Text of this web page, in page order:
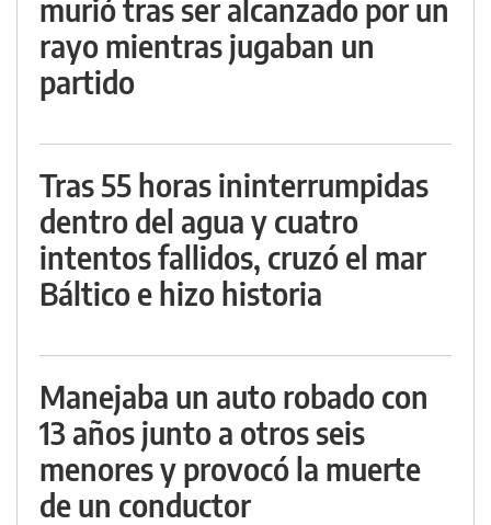
murió tras ser alcanzado por un
rayo mientras jugaban un
partido
Tras 55 horas ininterrumpidas
dentro del agua y cuatro
intentos fallidos, cruzó el mar
Báltico e hizo historia
Manejaba un auto robado con
13 años junto a otros seis
menores y provocó la muerte
de un conductor